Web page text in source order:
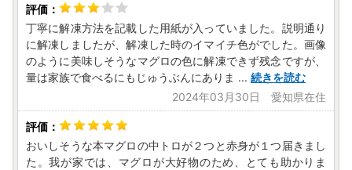
丁寧に解凍方法を記載した用紙が入っていました。説明通り
に解凍しましたが、解凍した時のイマイチ色がでした。画像
のように美味しそうなマグロの色に解凍できず残念ですが、
量は家族で食べるにもじゅうぶんにありま ... 続きを読む
2024年03月30日 愛知県在住
おいしそうな本マグロの中トロが２つと赤身が１つ届きまし
た。我が家では、マグロが大好物のため、とても助かりま